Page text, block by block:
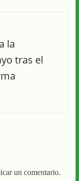
la
tras el
un comentario.